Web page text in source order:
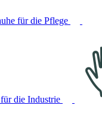
für die Pflege
die Industrie